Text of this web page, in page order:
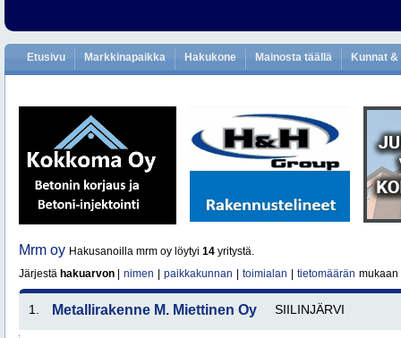
Etusivu Markkinapaikka Hakukone Mainosta täällä Kunnat
Mrm oy Hakusanoilla mrm oy löytyi 14 yritystä.
Järjestä hakuarvon nimen paikkakunnan toimialan tietomäärän mukaan
1. Metallirakenne M. Miettinen Oy SIILINJÄRVI